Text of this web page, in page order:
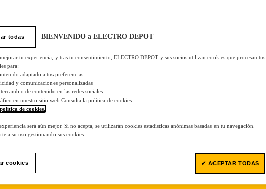
todas BIENVENIDO a ELECTRO DEPOT
tu experiencia, y tras tu consentimiento, ELECTRO DEPOT y sus socios utilizan cookies que procesan tus
para:
adaptado a tus preferencias
y comunicaciones personalizadas
de contenido en las redes sociales
en nuestro sitio web Consulta la política de cookies.
de cookies.
será aún mejor. Si no acepta, se utilizarán cookies estadísticas anónimas basadas en tu navegación.
a su uso gestionando sus cookies.
cookies ✔ ACEPTAR TODAS